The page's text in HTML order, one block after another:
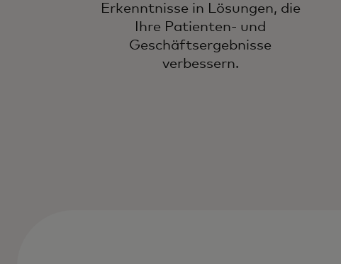
Erkenntnisse in Lösungen, die
Ihre Patienten- und
Geschäftsergebnisse
verbessern.